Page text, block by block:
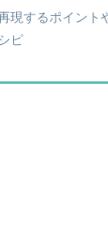
現するポイント
ピ